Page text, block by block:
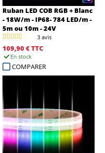
Ruban LED COB RGB + Blanc
- 18W/m - IP68- 784 LED/m -
5m ou 10m - 24V
3 avis
109,90 €TTC
En stock
COMPARER